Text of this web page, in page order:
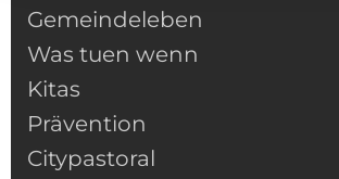
Gemeindeleben
Was tuen wenn
Kitas
Prävention
Citypastoral